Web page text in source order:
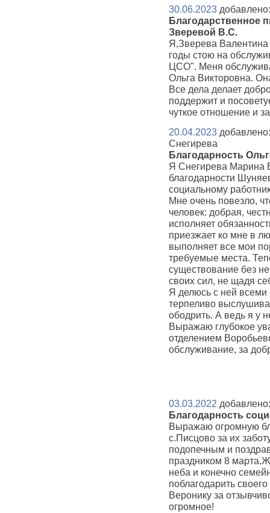
30.06.2023
Благодарственное
Зверевой В.С.
Я,Зверева Валентина
годы стою на
ЦСО". Меня
Ольга Викторовна.
Все дела делает
поддержит и
чуткое отношение и
20.04.2023
Снегирева
Благодарность
Я Снегирева Марина
благодарности
социальному
Мне очень повезло,
человек: добрая,
исполняет
приезжает ко мне в
выполняет все мои
требуемые места.
существование без
своих сил, не щадя
Я делюсь с ней
терпеливо
ободрить. А ведь я у
Выражаю глубокое
отделением
обслуживание, за
03.03.2022
Благодарность
Выражаю огромную
с.Писцово за их
подопечным и
праздником 8
неба и конечно
поблагодарить
Веронику за
огромное!